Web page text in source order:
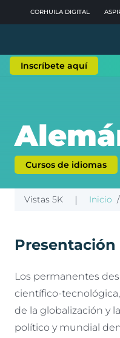
CORHUILA DIGITAL
Inscríbete aquí
Cursos de idiomas
Vistas 5K | Inicio /
Presentación
Los permanentes
científico-
de la globalización y
político y mundial